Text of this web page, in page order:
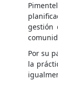
gestión
Por su
la